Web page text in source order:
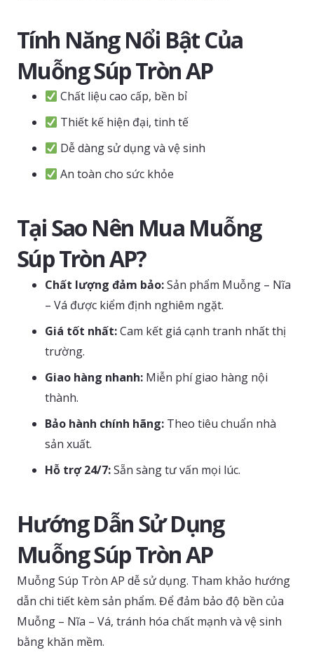
Tính Năng Nổi Bật Của
Muỗng Súp Tròn AP
Chất liệu cao cấp, bền bỉ
Thiết kế hiện đại, tinh tế
Dễ dàng sử dụng và vệ sinh
An toàn cho sức khỏe
Tại Sao Nên Mua Muỗng
Súp Tròn AP?
Chất lượng đảm bảo:Sản phẩm Muỗng – Nĩa
– Vá được kiểm định nghiêm ngặt.
Giá tốt nhất:Cam kết giá cạnh tranh nhất thị
trường.
Giao hàng nhanh: Miễn phí giao hàng nội
thành.
Bảo hành chính hãng: Theo tiêu chuẩn nhà
sản xuất.
Hỗ trợ 24/7:Sẵn sàng tư vấn mọi lúc.
Hướng Dẫn Sử Dụng
Muỗng Súp Tròn AP
Muỗng Súp Tròn AP dễ sử dụng. Tham khảo hướng
dẫn chi tiết kèm sản phẩm. Để đảm bảo độ bền của
Muỗng – Nĩa – Vá, tránh hóa chất mạnh và vệ sinh
bằng khăn mềm.